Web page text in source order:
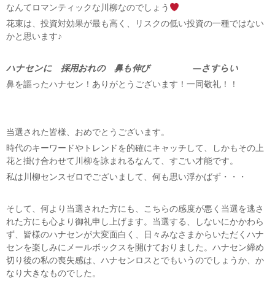
なんてロマンティックな川柳なのでしょう
花束は、投資対効果が最も高く、リスクの低い投資の一種ではない
かと思います♪
ハナセンに 採用おれの 鼻も伸び —さすらい
鼻を謳ったハナセン！ありがとうございます！一同敬礼！！
当選された皆様、おめでとうございます。
時代のキーワードやトレンドを的確にキャッチして、しかもその上
花と掛け合わせて川柳を詠まれるなんて、すごい才能です。
私は川柳センスゼロでございまして、何も思い浮かばず・・・
そして、何より当選された方にも、こちらの感度が悪く当選を逃さ
れた方にも心より御礼申し上げます。当選する、しないにかかわら
ず、皆様のハナセンが大変面白く、日々みなさまからいただくハナ
センを楽しみにメールボックスを開けておりました。ハナセン締め
切り後の私の喪失感は、ハナセンロスとでもいうのでしょうか、か
なり大きなものでした。